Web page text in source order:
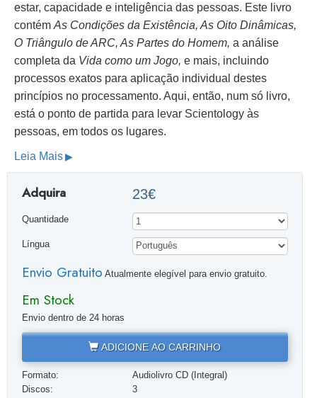
estar, capacidade e inteligência das pessoas. Este livro
contém As Condições da Existência, As Oito Dinâmicas,
O Triângulo de ARC, As Partes do Homem, a análise
completa da Vida como um Jogo, e mais, incluindo
processos exatos para aplicação individual destes
princípios no processamento. Aqui, então, num só livro,
está o ponto de partida para levar Scientology às
pessoas, em todos os lugares.
Leia Mais
Adquira 23€
Quantidade
Língua
Envio Gratuito Atualmente elegível para envio gratuito.
Em Stock
Envio dentro de 24 horas
ADICIONE AO CARRINHO
Formato:
Audiolivro CD (Integral)
Discos:
3